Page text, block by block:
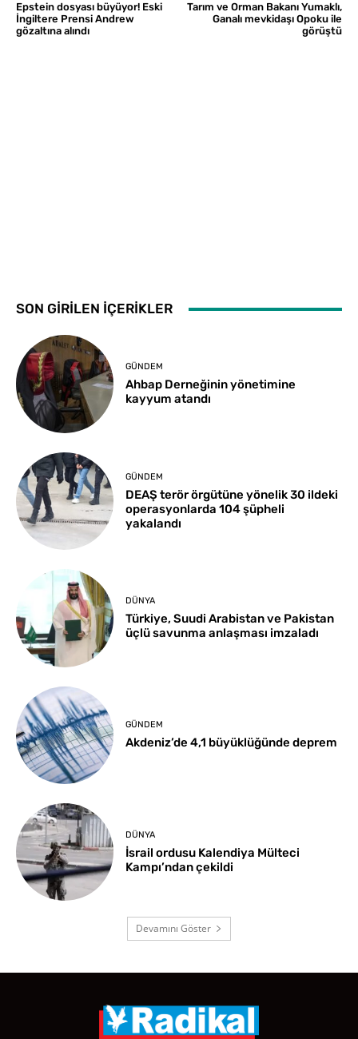
Epstein dosyası büyüyor! Eski
İngiltere Prensi Andrew
gözaltına alındı
Tarım ve Orman Bakanı Yumaklı,
Ganalı mevkidaşı Opoku ile
görüştü
SON GİRİLEN İÇERİKLER
GÜNDEM
Ahbap Derneğinin yönetimine
kayyum atandı
GÜNDEM
DEAŞ terör örgütüne yönelik 30 ildeki
operasyonlarda 104 şüpheli
yakalandı
DÜNYA
Türkiye, Suudi Arabistan ve Pakistan
üçlü savunma anlaşması imzaladı
GÜNDEM
Akdeniz’de 4,1 büyüklüğünde deprem
DÜNYA
İsrail ordusu Kalendiya Mülteci
Kampı’ndan çekildi
Devamını Göster